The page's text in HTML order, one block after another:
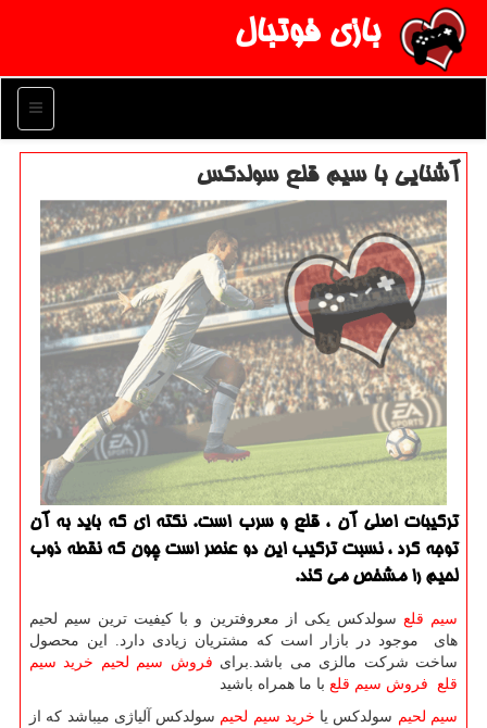
بازی فوتبال
منو
آشنایی با سیم قلع سولدكس
تركیبات اصلی آن ، قلع و سرب است. نكته ای كه باید به آن
توجه كرد ، نسبت تركیب این دو عنصر است چون كه نقطه ذوب
لحیم را مشخص می كند.
سیم قلع سولدکس یكی از معروفترین و با كیفیت ترین سیم لحیم
های موجود در بازار است كه مشتریان زیادی دارد. این محصول
ساخت شركت مالزی می باشد.برای فروش سیم لحیم
خرید سیم
قلع
فروش سیم قلع با ما همراه باشید
سیم لحیم سولدکس یا خرید سیم لحیم سولدکس آلیاژی میباشد که از